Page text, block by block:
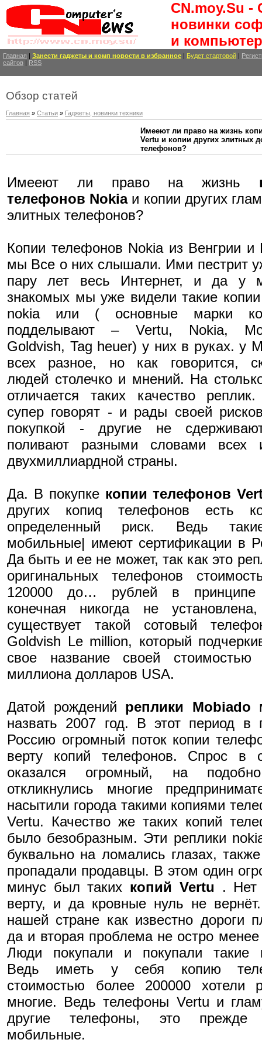
CN.moy.Su
новинки
и
Главная | Занести гаджеты и комп новости в избранное | Будет стартовой |
сайтов | RSS
Обзор статей
Главная » Статьи » Гаджеты, новинки техники
Имееют ли право на жизнь
Vertu и копии других элитных
телефонов?
Имееют ли право на жизнь
телефонов Nokiaи копии других
элитных телефонов?
Копии телефонов Nokia из Венгрии и
мы Все о них слышали. Ими пестрит
пару лет весь Интернет, и да у
знакомых мы уже видели такие копии
nokia или ( основные марки
подделывают – Vertu, Nokia,
Goldvish, Tag heuer) у них в руках. у
всех разное, но как говорится,
людей столечко и мнений. На
отличается таких качество
супер говорят - и рады своей
покупкой - другие не
поливают разными словами всех
двухмиллиардной страны.
Да. В покупке копии телефонов
других копиq телефонов есть
определенный риск. Ведь
мобильные| имеют сертификации в
Да быть и ее не может, так как это
оригинальных телефонов
120000 до… рублей в принципе
конечная никогда не
существует такой сотовый
Goldvish Le million, который
свое название своей стоимостью
миллиона долларов USA.
Датой рождений реплики Mobiado
назвать 2007 год. В этот период в
Россию огромный поток копии
верту копий телефонов. Спрос в
оказался огромный, на
откликнулись многие
насытили города такими копиями
Vertu. Качество же таких копий
было безобразным. Эти реплики
буквально на ломались глазах,
пропадали продавцы. В этом один
минус был таких копий Vertu . Нет
верту, и да кровные нуль не
нашей стране как известно дороги
да и вторая проблема не остро менее
Люди покупали и покупали такие
Ведь иметь у себя копию
стоимостью более 200000 хотели
многие. Ведь телефоны Vertu и
другие телефоны, это прежде
мобильные.